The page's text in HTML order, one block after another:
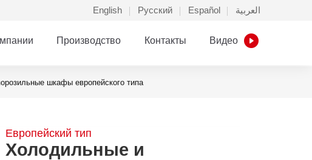
English Русский Español العربية
Производство Контакты Видео
шкафы европейского типа
Европейский тип
Холодильные и